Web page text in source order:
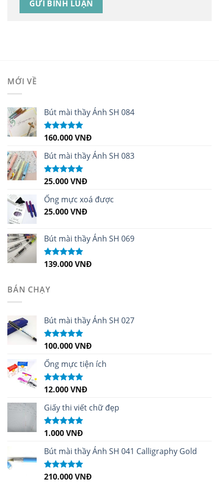
MỚI VỀ
Bút mài thầy Ánh SH 084
Được xếp
sao
160.000VNĐ
Bút mài thầy Ánh SH 083
Được xếp
sao
25.000VNĐ
Ống mực xoá được
25.000VNĐ
Bút mài thầy Ánh SH 069
Được xếp
139.000VNĐ
BÁN CHẠY
Bút mài thầy Ánh SH 027
Được xếp
sao
100.000VNĐ
Ống mực tiện ích
Được xếp
sao
12.000VNĐ
Giấy thi viết chữ đẹp
Được xếp
sao
1.000VNĐ
Bút mài thầy Ánh SH 041 Calligraphy Gold
Được xếp
210.000VNĐ